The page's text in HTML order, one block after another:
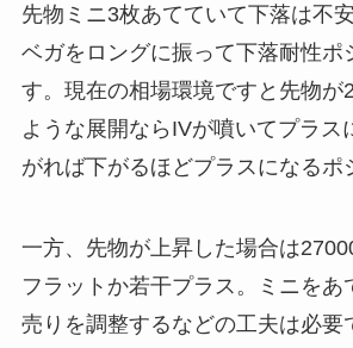
先物ミニ3枚あてていて下落は不
ベガをロングに振って下落耐性ポ
す。現在の相場環境ですと先物が
ような展開ならIVが噴いてプラス
がれば下がるほどプラスになるポ
一方、先物が上昇した場合は
フラットか若干プラス。ミニをあ
売りを調整するなどの工夫は必要